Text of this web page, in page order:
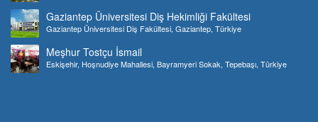
Gaziantep Üniversitesi Diş Hekimliği Fakültesi
Gaziantep Üniversitesi Diş Fakültesi, Gaziantep, Türkiye
Meşhur Tostçu İsmail
Eskişehir, Hoşnudiye Mahallesi, Bayramyeri Sokak, Tepebaşı, Türkiye